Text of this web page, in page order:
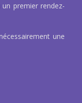
premier rendez-
une